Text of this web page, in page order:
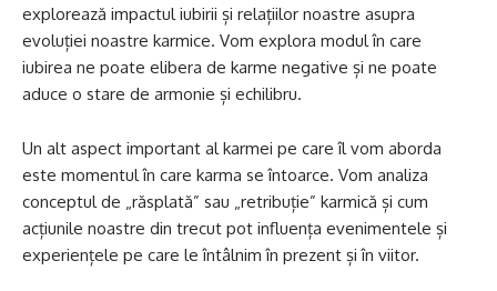
explorează impactul iubirii și relațiilor noastre asupra
evoluției noastre karmice. Vom explora modul în care
iubirea ne poate elibera de karme negative și ne poate
aduce o stare de armonie și echilibru.
Un alt aspect important al karmei pe care îl vom aborda
este momentul în care karma se întoarce. Vom analiza
conceptul de „răsplată” sau „retribuție” karmică și cum
acțiunile noastre din trecut pot influența evenimentele și
experiențele pe care le întâlnim în prezent și în viitor.